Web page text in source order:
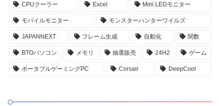
CPUクーラー Excel Mini LEDモニター
モバイルモニター モンスターハンターワイルズ
JAPANNEXT フレーム生成 自動化 関数
BTOパソコン メモリ 抽選販売 24H2 ゲーム
ポータブルゲーミングPC Corsair DeepCool